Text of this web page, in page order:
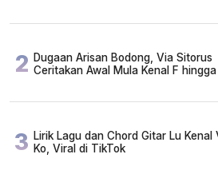
2 Dugaan Arisan Bodong, Via Sitorus
Ceritakan Awal Mula Kenal F
3 Lirik Lagu dan Chord Gitar Lu Kenal
Ko, Viral di TikTok